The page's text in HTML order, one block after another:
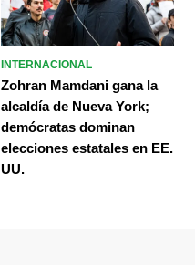
INTERNACIONAL
Zohran Mamdani gana la
alcaldía de Nueva York;
demócratas dominan
elecciones estatales en EE.
UU.